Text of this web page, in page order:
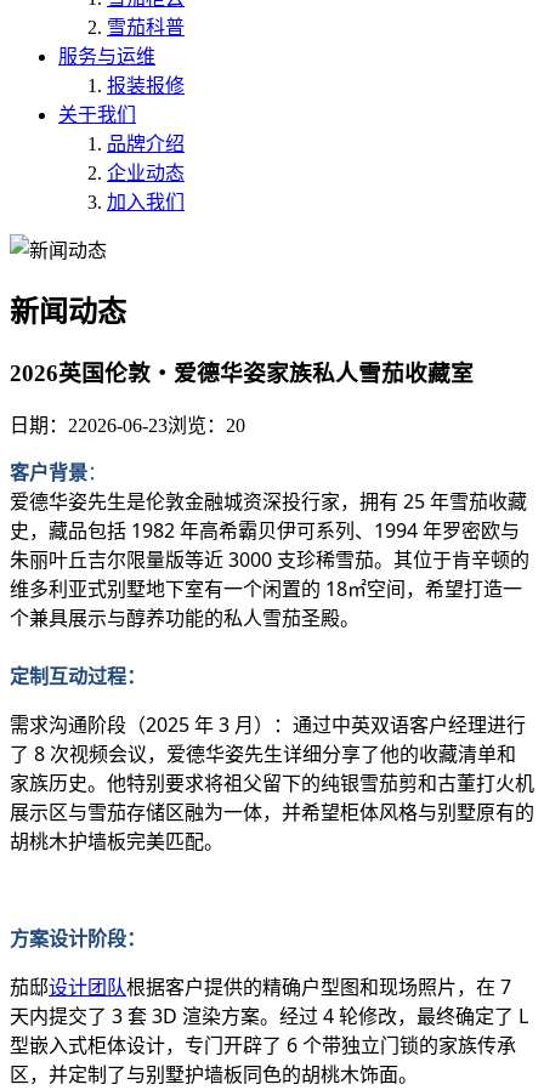
雪茄科普
服务与运维
报装报修
关于我们
品牌介绍
企业动态
加入我们
新闻动态
2026英国伦敦・爱德华姿家族私人雪茄收藏室
日期：22026-06-23浏览：20
客户背景：
爱德华姿先生是伦敦金融城资深投行家，拥有 25 年雪茄收藏
史，藏品包括 1982 年高希霸贝伊可系列、1994 年罗密欧与
朱丽叶丘吉尔限量版等近 3000 支珍稀雪茄。其位于肯辛顿的
维多利亚式别墅地下室有一个闲置的 18㎡空间，希望打造一
个兼具展示与醇养功能的私人雪茄圣殿。
定制互动过程：
需求沟通阶段（2025 年 3 月）
：通过中英双语客户经理进行
了 8 次视频会议，爱德华姿先生详细分享了他的收藏清单和
家族历史。他特别要求将祖父留下的纯银雪茄剪和古董打火机
展示区与雪茄存储区融为一体，并希望柜体风格与别墅原有的
胡桃木护墙板完美匹配。
方案设计阶段：
茄邸设计团队根据客户提供的精确户型图和现场照片，在 7
天内提交了 3 套 3D 渲染方案。经过 4 轮修改，最终确定了 L
型嵌入式柜体设计，专门开辟了 6 个带独立门锁的家族传承
区，并定制了与别墅护墙板同色的胡桃木饰面。